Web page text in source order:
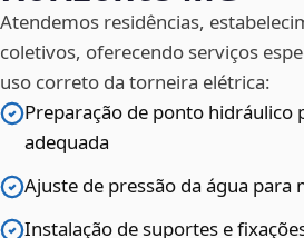
Atendemos residências,
coletivos, oferecendo serviços
uso correto da torneira elétrica:
Preparação de ponto hidráulico
adequada
Ajuste de pressão da água
Instalação de suportes e